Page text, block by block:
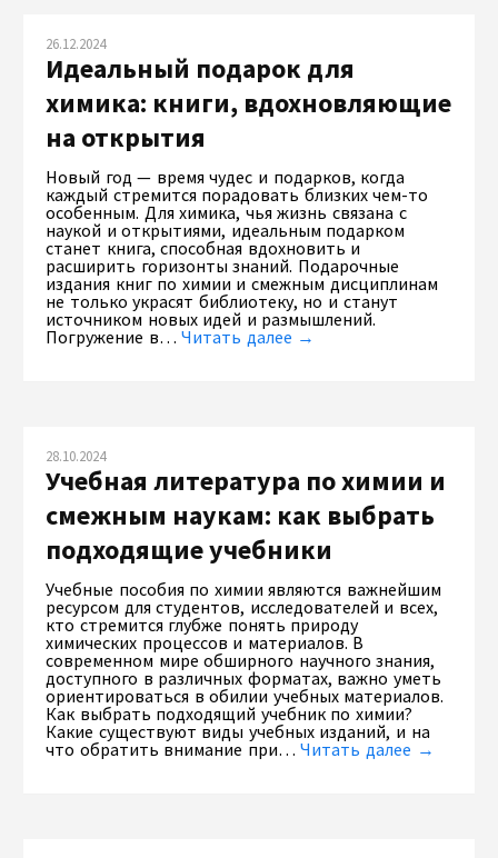
26.12.2024
Идеальный подарок для
химика: книги, вдохновляющие
на открытия
Новый год — время чудес и подарков, когда
каждый стремится порадовать близких чем-то
особенным. Для химика, чья жизнь связана с
наукой и открытиями, идеальным подарком
станет книга, способная вдохновить и
расширить горизонты знаний. Подарочные
издания книг по химии и смежным дисциплинам
не только украсят библиотеку, но и станут
источником новых идей и размышлений.
Погружение в…Читать далее →
28.10.2024
Учебная литература по химии и
смежным наукам: как выбрать
подходящие учебники
Учебные пособия по химии являются важнейшим
ресурсом для студентов, исследователей и всех,
кто стремится глубже понять природу
химических процессов и материалов. В
современном мире обширного научного знания,
доступного в различных форматах, важно уметь
ориентироваться в обилии учебных материалов.
Как выбрать подходящий учебник по химии?
Какие существуют виды учебных изданий, и на
что обратить внимание при…Читать далее →